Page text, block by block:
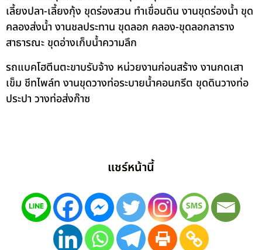
เลี้ยงปลา-เลี้ยงกุ้ง ขุดร่องสวน ทำเขื่อนดิน งานขุดร่องน้ำ ขุด
คลองส่งน้ำ งานชลประทาน ขุดลอก คลอง-ขุดลอกลาราง
สาธารณะ ขุดอ่างเก็บน้ำความลึก
รถแบคโฮตีนตะขาบรับจ้าง หน่วยงานก่อนสร้าง งานกดเสา
เข็ม ชีทไพล์ท งานขุดวางท่อระบายน้ำคอนกรีต ขุดดินวางท่อ
ประปา วางท่อส่งก๊าซ
แชร์หน้านี้